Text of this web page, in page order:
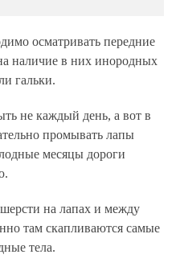
осматривать передние
наличие в них инородных
гальки.
не каждый день, а вот в
промывать лапы
месяцы дороги
на лапах и между
там скапливаются самые
тела.